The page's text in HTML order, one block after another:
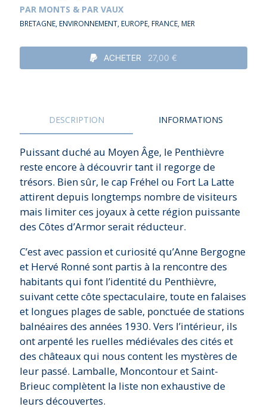
PAR MONTS & PAR VAUX
BRETAGNE, ENVIRONNEMENT, EUROPE, FRANCE, MER
ACHETER 27,00 €
DESCRIPTION INFORMATIONS
Puissant duché au Moyen Âge, le Penthièvre
reste encore à découvrir tant il regorge de
trésors. Bien sûr, le cap Fréhel ou Fort La Latte
attirent depuis longtemps nombre de visiteurs
mais limiter ces joyaux à cette région puissante
des Côtes d’Armor serait réducteur.
C’est avec passion et curiosité qu’Anne Bergogne
et Hervé Ronné sont partis à la rencontre des
habitants qui font l’identité du Penthièvre,
suivant cette côte spectaculaire, toute en falaises
et longues plages de sable, ponctuée de stations
balnéaires des années 1930. Vers l’intérieur, ils
ont arpenté les ruelles médiévales des cités et
des châteaux qui nous content les mystères de
leur passé. Lamballe, Moncontour et Saint-
Brieuc complètent la liste non exhaustive de
leurs découvertes.